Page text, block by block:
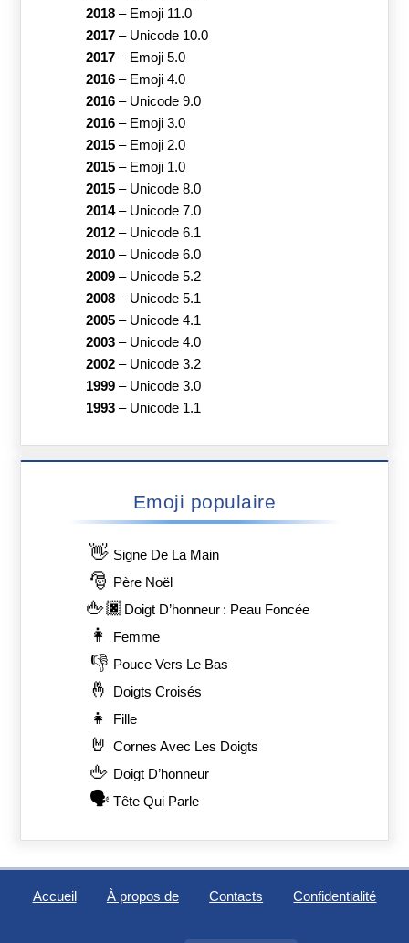
2018– Emoji 11.0
2017– Unicode 10.0
2017– Emoji 5.0
2016– Emoji 4.0
2016– Unicode 9.0
2016– Emoji 3.0
2015– Emoji 2.0
2015– Emoji 1.0
2015– Unicode 8.0
2014– Unicode 7.0
2012– Unicode 6.1
2010– Unicode 6.0
2009– Unicode 5.2
2008– Unicode 5.1
2005– Unicode 4.1
2003– Unicode 4.0
2002– Unicode 3.2
1999– Unicode 3.0
1993– Unicode 1.1
Emoji populaire
👋 Signe De La Main
🎅 Père Noël
🖕🏿 Doigt D’honneur : Peau Foncée
👩 Femme
👎 Pouce Vers Le Bas
🤞 Doigts Croisés
👧 Fille
🤘 Cornes Avec Les Doigts
🖕 Doigt D’honneur
🗣️ Tête Qui Parle
Accueil À propos de Contacts Confidentialité